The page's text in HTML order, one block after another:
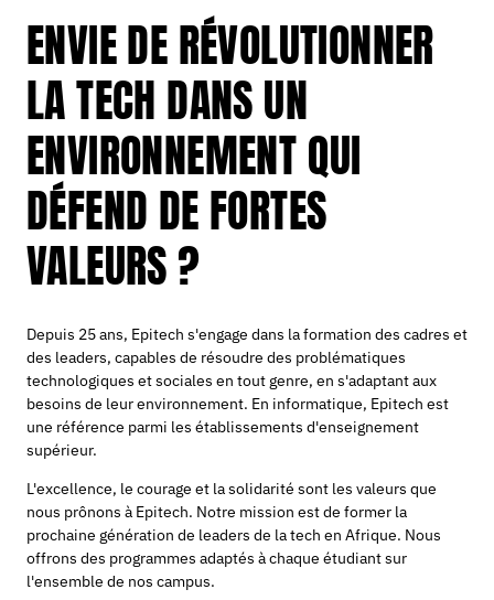
ENVIE DE RÉVOLUTIONNER
LA TECH DANS UN
ENVIRONNEMENT QUI
DÉFEND DE FORTES
VALEURS ?
Depuis 25 ans, Epitech s'engage dans la formation des cadres et
des leaders, capables de résoudre des problématiques
technologiques et sociales en tout genre, en s'adaptant aux
besoins de leur environnement. En informatique, Epitech est
une référence parmi les établissements d'enseignement
supérieur.
L'excellence, le courage et la solidarité sont les valeurs que
nous prônons à Epitech. Notre mission est de former la
prochaine génération de leaders de la tech en Afrique. Nous
offrons des programmes adaptés à chaque étudiant sur
l'ensemble de nos campus.